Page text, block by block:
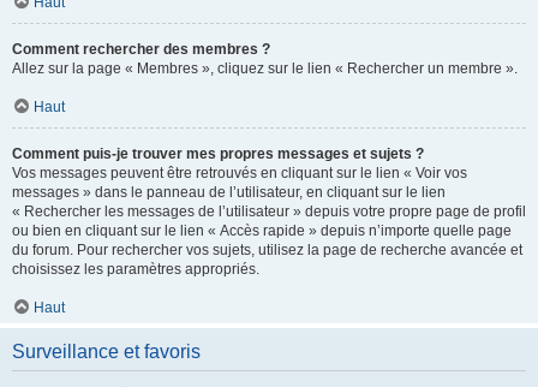
Comment rechercher des membres ?
Allez sur la page « Membres », cliquez sur le lien « Rechercher un membre ».
Haut
Comment puis-je trouver mes propres messages et sujets ?
Vos messages peuvent être retrouvés en cliquant sur le lien « Voir vos
messages » dans le panneau de l’utilisateur, en cliquant sur le lien
« Rechercher les messages de l’utilisateur » depuis votre propre page de profil
ou bien en cliquant sur le lien « Accès rapide » depuis n’importe quelle page
du forum. Pour rechercher vos sujets, utilisez la page de recherche avancée et
choisissez les paramètres appropriés.
Haut
Surveillance et favoris